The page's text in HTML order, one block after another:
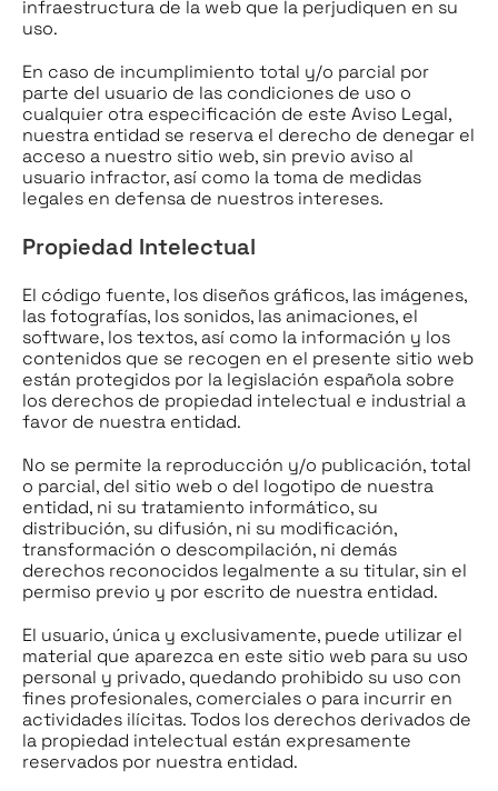
infraestructura de la web que la perjudiquen en su
uso.
En caso de incumplimiento total y/o parcial por
parte del usuario de las condiciones de uso o
cualquier otra especificación de este Aviso Legal,
nuestra entidad se reserva el derecho de denegar el
acceso a nuestro sitio web, sin previo aviso al
usuario infractor, así como la toma de medidas
legales en defensa de nuestros intereses.
Propiedad Intelectual
El código fuente, los diseños gráficos, las imágenes,
las fotografías, los sonidos, las animaciones, el
software, los textos, así como la información y los
contenidos que se recogen en el presente sitio web
están protegidos por la legislación española sobre
los derechos de propiedad intelectual e industrial a
favor de nuestra entidad.
No se permite la reproducción y/o publicación, total
o parcial, del sitio web o del logotipo de nuestra
entidad, ni su tratamiento informático, su
distribución, su difusión, ni su modificación,
transformación o descompilación, ni demás
derechos reconocidos legalmente a su titular, sin el
permiso previo y por escrito de nuestra entidad.
El usuario, única y exclusivamente, puede utilizar el
material que aparezca en este sitio web para su uso
personal y privado, quedando prohibido su uso con
fines profesionales, comerciales o para incurrir en
actividades ilícitas. Todos los derechos derivados de
la propiedad intelectual están expresamente
reservados por nuestra entidad.